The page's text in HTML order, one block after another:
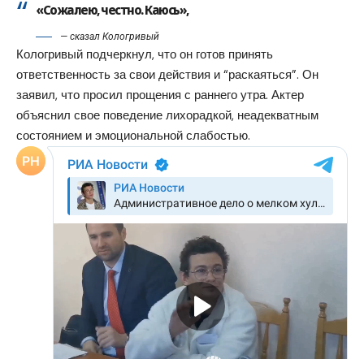
«Сожалею, честно. Каюсь»,
— сказал Кологривый
Кологривый подчеркнул, что он готов принять
ответственность за свои действия и “раскаяться”. Он
заявил, что просил прощения с раннего утра. Актер
объяснил свое поведение лихорадкой, неадекватным
состоянием и эмоциональной слабостью.